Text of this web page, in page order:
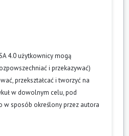
4.0 użytkownicy mogą
i przekazywać)
przekształcać i tworzyć na
w dowolnym celu, pod
w sposób określony przez autora